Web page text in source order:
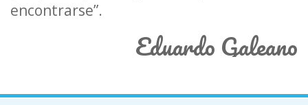
encontrarse”.
Eduardo Galeano